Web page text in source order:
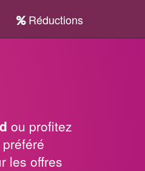
Réductions
ou profitez
les offres